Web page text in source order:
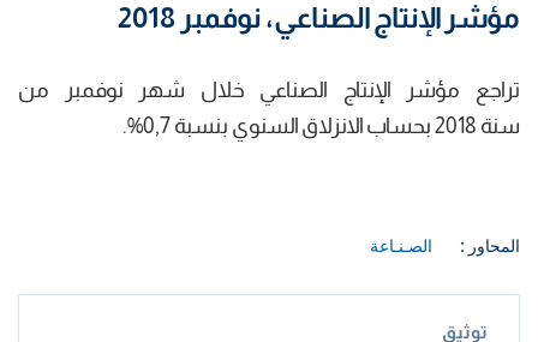
مؤشر الإنتاج الصناعي، نوفمبر 2018
تراجع مؤشر الإنتاج الصناعي خلال شهر نوفمبر من
سنة 2018 بحساب الانزلاق السنوي بنسبة 0,7%.
المحاور : الصـنـاعة
توثيق